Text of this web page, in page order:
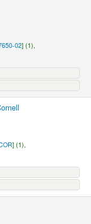
02] (1),
] (1),